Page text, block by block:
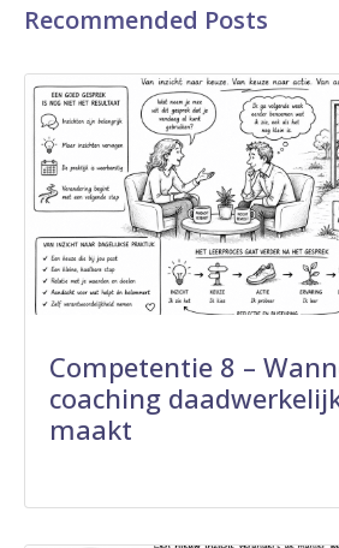
Recommended Posts
Competentie 8 –
coaching
maakt